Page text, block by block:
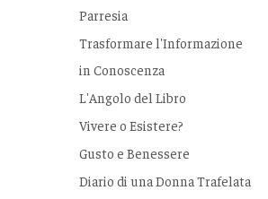
Parresia
Trasformare l'Informazione
in Conoscenza
L'Angolo del Libro
Vivere o Esistere?
Gusto e Benessere
Diario di una Donna Trafelata